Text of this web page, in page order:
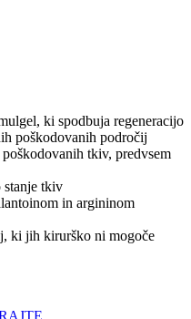
ki spodbuja regeneracijo
poškodovanih področij
tkiv, predvsem
tkiv
in argininom
ki jih kirurško ni mogoče